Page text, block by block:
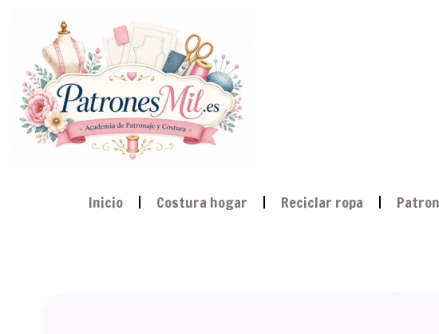
Inicio Costura hogar Reciclar ropa